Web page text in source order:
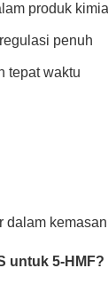
produk kimia
penuh
tepat waktu
untuk 5-HMF?